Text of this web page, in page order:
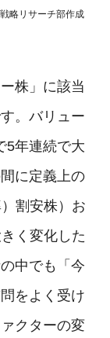
略リサーチ部作成
株」に該当
。バリュー
5年連続で大
に定義上の
割安株）お
く変化した
中でも「今
をよく受け
クターの変